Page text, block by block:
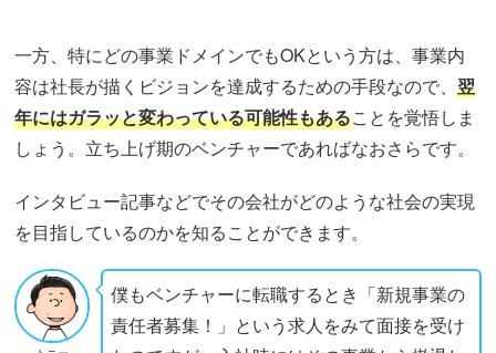
一方、特にどの事業ドメインでもOKという方は、事業内
容は社長が描くビジョンを達成するための手段なので、翌
年にはガラッと変わっている可能性もあることを覚悟しま
しょう。立ち上げ期のベンチャーであればなおさらです。
インタビュー記事などでその会社がどのような社会の実現
を目指しているのかを知ることができます。
僕もベンチャーに転職するとき「新規事業の
責任者募集！」という求人をみて面接を受け